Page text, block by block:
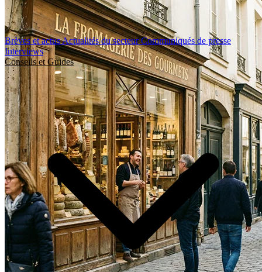
Brèves et actusActualités du secteurCommuniqués de presse
Interviews
Conseils et Guides